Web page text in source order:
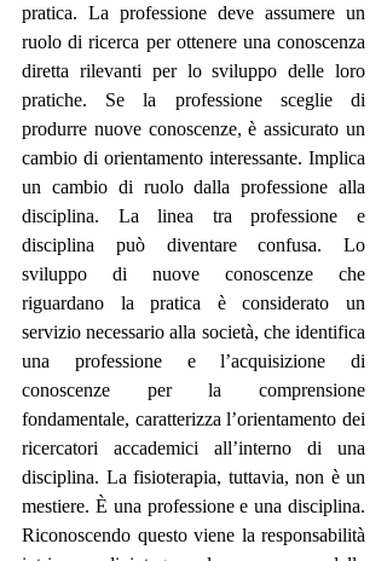
pratica. La professione deve assumere un
ruolo di ricerca per ottenere una conoscenza
diretta rilevanti per lo sviluppo delle loro
pratiche. Se la professione sceglie di
produrre nuove conoscenze, è assicurato un
cambio di orientamento interessante. Implica
un cambio di ruolo dalla professione alla
disciplina. La linea tra professione e
disciplina può diventare confusa. Lo
sviluppo di nuove conoscenze che
riguardano la pratica è considerato un
servizio necessario alla società, che identifica
una professione e l’acquisizione di
conoscenze per la comprensione
fondamentale, caratterizza l’orientamento dei
ricercatori accademici all’interno di una
disciplina. La fisioterapia, tuttavia, non è un
mestiere. È una professione e una disciplina.
Riconoscendo questo viene la responsabilità